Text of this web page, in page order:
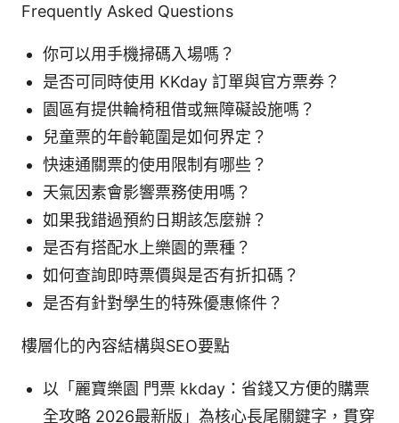
Frequently Asked Questions
你可以用手機掃碼入場嗎？
是否可同時使用 KKday 訂單與官方票券？
園區有提供輪椅租借或無障礙設施嗎？
兒童票的年齡範圍是如何界定？
快速通關票的使用限制有哪些？
天氣因素會影響票務使用嗎？
如果我錯過預約日期該怎麼辦？
是否有搭配水上樂園的票種？
如何查詢即時票價與是否有折扣碼？
是否有針對學生的特殊優惠條件？
樓層化的內容結構與SEO要點
以「麗寶樂園 門票 kkday：省錢又方便的購票
全攻略 2026最新版」為核心長尾關鍵字，貫穿